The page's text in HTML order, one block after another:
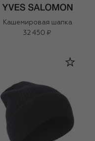
Кашемировая шапка
32 450 ₽